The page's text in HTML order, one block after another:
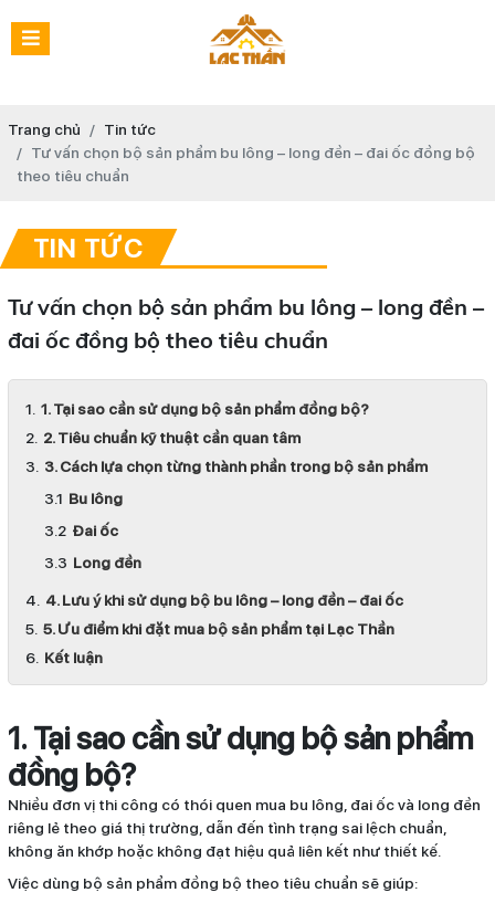
Trang chủ
Tin tức
Tư vấn chọn bộ sản phẩm bu lông – long đền – đai ốc đồng bộ
theo tiêu chuẩn
TIN TỨC
Tư vấn chọn bộ sản phẩm bu lông – long đền –
đai ốc đồng bộ theo tiêu chuẩn
1. Tại sao cần sử dụng bộ sản phẩm đồng bộ?
2. Tiêu chuẩn kỹ thuật cần quan tâm
3. Cách lựa chọn từng thành phần trong bộ sản phẩm
Bu lông
Đai ốc
Long đền
4. Lưu ý khi sử dụng bộ bu lông – long đền – đai ốc
5. Ưu điểm khi đặt mua bộ sản phẩm tại Lạc Thần
Kết luận
1. Tại sao cần sử dụng bộ sản phẩm
đồng bộ?
Nhiều đơn vị thi công có thói quen mua bu lông, đai ốc và long đền
riêng lẻ theo giá thị trường, dẫn đến tình trạng sai lệch chuẩn,
không ăn khớp hoặc không đạt hiệu quả liên kết như thiết kế.
Việc dùng bộ sản phẩm đồng bộ theo tiêu chuẩn sẽ giúp: